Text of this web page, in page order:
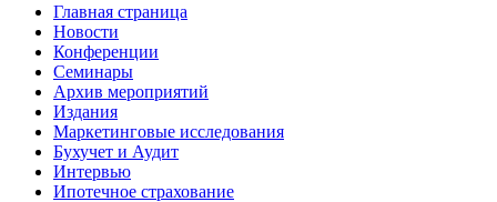
Главная страница
Новости
Конференции
Семинары
Архив мероприятий
Издания
Маркетинговые исследования
Бухучет и Аудит
Интервью
Ипотечное страхование